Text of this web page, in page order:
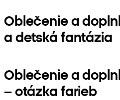
Oblečenie a
a detská fantázia
Oblečenie a
– otázka farieb